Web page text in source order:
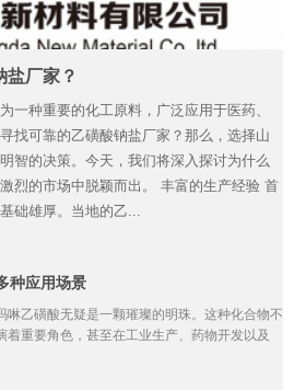
盐厂家？
一种重要的化工原料，广泛应用于医药、
找可靠的乙磺酸钠盐厂家？那么，选择山
智的决策。今天，我们将深入探讨为什么
烈的市场中脱颖而出。 丰富的生产经验 首
础雄厚。当地的乙...
种应用场景
啉乙磺酸无疑是一颗璀璨的明珠。这种化合物不
着重要角色，甚至在工业生产、药物开发以及